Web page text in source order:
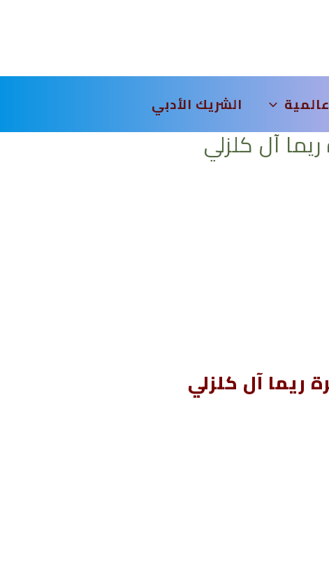
الشريك الأدبي
آل كلزلي
ريما آل كلزلي